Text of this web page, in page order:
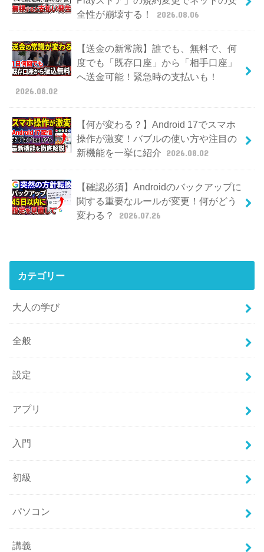
全性が崩壊する！
2026.08.06
【送金の新常識】誰でも、無料で、何
度でも「既存口座」から「相手口座」
へ送金可能！緊急時の支払いも！
2026.08.02
【何が変わる？】Android 17でスマホ
操作が激変！バブルの使い方や注目の
新機能を一挙に紹介 2026.08.02
【確認必須】Androidのバックアップに
関する重要なルールが変更！何がどう
変わる？
2026.07.26
カテゴリー
大人の学び
全般
設定
アプリ
入門
初級
パソコン
講義